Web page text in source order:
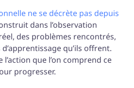
ne se décrète pas depuis
dans l’observation
des problèmes rencontrés,
qu’ils offrent.
l’action que l’on comprend ce
progresser.